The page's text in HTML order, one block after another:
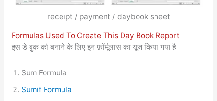
receipt / payment / daybook sheet
Formulas Used To Create This Day Book Report
इस डे बुक को बनाने के लिए इन फ़ॉर्मूलास का यूज किया गया है
Sum Formula
Sumif Formula